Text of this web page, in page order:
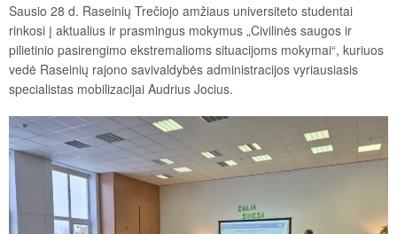
Sausio 28 d. Raseinių Trečiojo amžiaus universiteto studentai
rinkosi į aktualius ir prasmingus mokymus „Civilinės saugos ir
pilietinio pasirengimo ekstremalioms situacijoms mokymai“, kuriuos
vedė Raseinių rajono savivaldybės administracijos vyriausiasis
specialistas mobilizacijai Audrius Jocius.